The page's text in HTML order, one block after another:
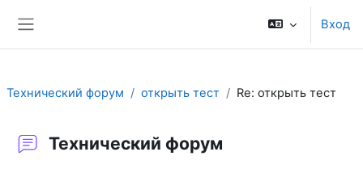
Вход
Технический форум открыть тест Re: открыть тест
Технический форум